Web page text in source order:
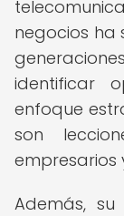
negocios ha
identificar
enfoque
son
empresarios
Además,